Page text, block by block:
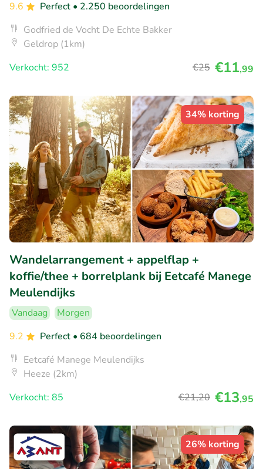
9.6 Perfect • 2.250 beoordelingen
Godfried de Vocht De Echte Bakker
Geldrop (1km)
Verkocht: 952
€25 €11,99
34% korting
Wandelarrangement + appelflap +
koffie/thee + borrelplank bij Eetcafé Manege
Meulendijks
Vandaag
Morgen
9.2
Perfect • 684 beoordelingen
Eetcafé Manege Meulendijks
Heeze (2km)
Verkocht: 85
€21,20 €13,95
26% korting